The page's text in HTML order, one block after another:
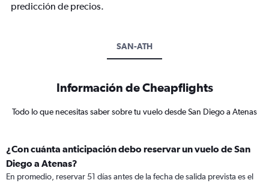
predicción de precios.
SAN-ATH
Información de Cheapflights
Todo lo que necesitas saber sobre tu vuelo desde San Diego a Atenas
¿Con cuánta anticipación debo reservar un vuelo de San
Diego a Atenas?
En promedio, reservar 51 días antes de la fecha de salida prevista es el